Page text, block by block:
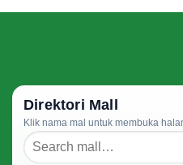
Direktori Mall
Klik nama mal untuk membuka